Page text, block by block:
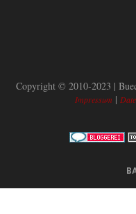
Copyright © 2010-2023 |
Impressum |